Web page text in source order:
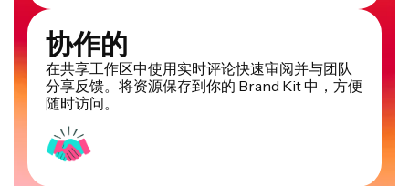
协作的
在共享工作区中使用实时评论快速审阅并与团队
分享反馈。将资源保存到你的 Brand Kit 中，方便
随时访问。